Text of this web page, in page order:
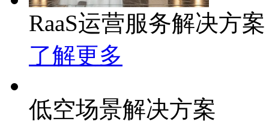
RaaS运营服务解决方案
了解更多
低空场景解决方案